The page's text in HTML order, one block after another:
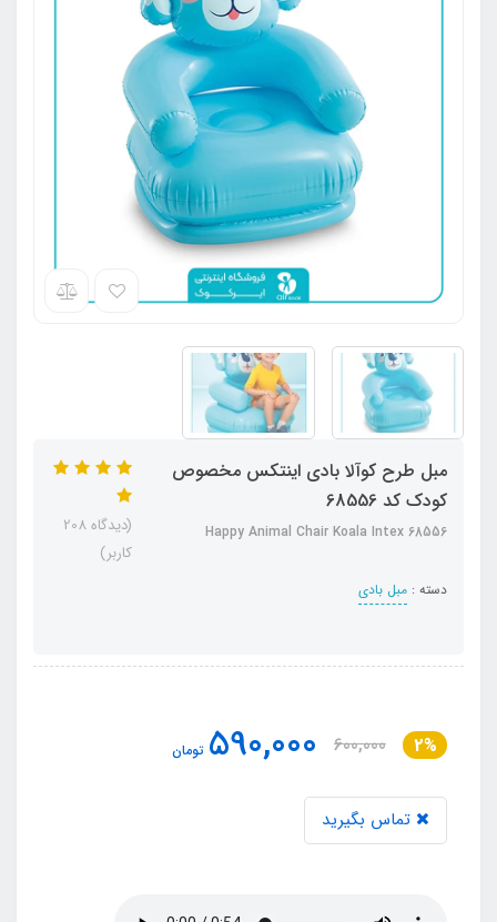
مبل طرح کوآلا بادی اینتکس مخصوص
کودک کد 68556
Happy Animal Chair Koala Intex 68556
دسته : مبل بادی
(دیدگاه 208
کاربر)
2%
600,000
590,000 تومان
تماس بگیرید